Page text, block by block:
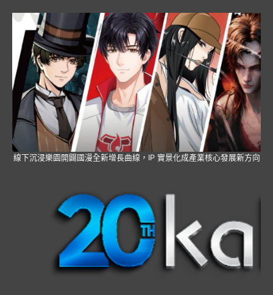
線下沉浸樂園開闢國漫全新增長曲線，IP 實景化成產業核心發展新方向